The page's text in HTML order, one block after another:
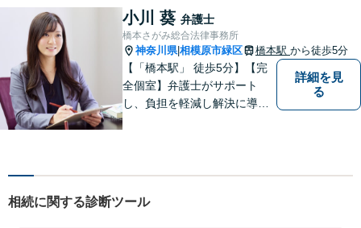
したいことを整理しながら導
き出します。
小川 葵 弁護士
橋本さがみ総合法律事務所
神奈川県|相模原市緑区 橋本駅 から徒歩5分
【「橋本駅」 徒歩5分】【完
全個室】弁護士がサポート
し、負担を軽減し解決に導き
はご相談いただき、今後の進
【法テラス利用可】
詳細を見
る
相続に関する診断ツール